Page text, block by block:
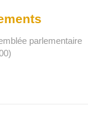
parlementaire